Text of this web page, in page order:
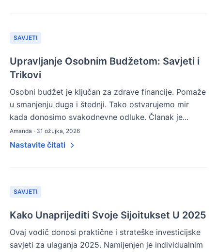
SAVJETI
Upravljanje Osobnim Budžetom: Savjeti i
Trikovi
Osobni budžet je ključan za zdrave financije. Pomaže
u smanjenju duga i štednji. Tako ostvarujemo mir
kada donosimo svakodnevne odluke. Članak je...
Amanda · 31 ožujka, 2026
Nastavite čitati
SAVJETI
Kako Unaprijediti Svoje Sijoitukset U 2025
Ovaj vodič donosi praktične i strateške investicijske
savjeti za ulaganja 2025. Namijenjen je individualnim